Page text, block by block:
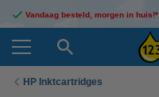
Vandaag besteld, morgen in huis!*
HP Inktcartridges